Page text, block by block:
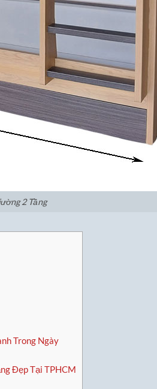
2 Tầng
Trong Ngày
Đẹp Tại TPHCM